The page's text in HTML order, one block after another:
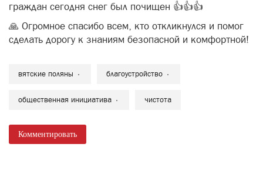
граждан сегодня снег был почищен 👍👍👍
🙏 Огромное спасибо всем, кто откликнулся и помог
сделать дорогу к знаниям безопасной и комфортной!
вятские поляны благоустройство
общественная инициатива чистота
Комментировать